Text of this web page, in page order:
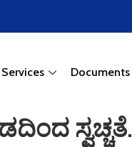
Services Documents
ಸ್ವಚ್ಚತೆ.